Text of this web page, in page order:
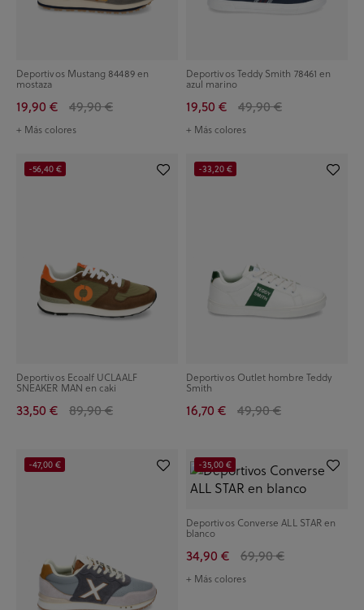
Deportivos Mustang 84489 en
mostaza
19,90 € 49,90 €
+ Más colores
Deportivos Teddy Smith 78461 en
azul marino
19,50 € 49,90 €
+ Más colores
Deportivos Ecoalf UCLAALF
SNEAKER MAN en caki
33,50 € 89,90 €
-56,40 €
Deportivos Outlet hombre Teddy
Smith
16,70 € 49,90 €
-33,20 €
-47,00 €
Deportivos Converse ALL STAR en
blanco
34,90 € 69,90 €
+ Más colores
-35,00 €